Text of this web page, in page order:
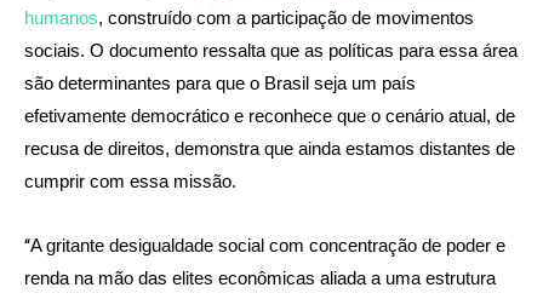
humanos, construído com a participação de movimentos
sociais. O documento ressalta que as políticas para essa área
são determinantes para que o Brasil seja um país
efetivamente democrático e reconhece que o cenário atual, de
recusa de direitos, demonstra que ainda estamos distantes de
cumprir com essa missão.
“A gritante desigualdade social com concentração de poder e
renda na mão das elites econômicas aliada a uma estrutura